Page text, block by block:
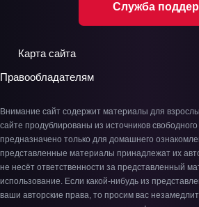
Служба
Карта сайта
Правообладателям
Внимание сайт содержит материалы для
сайте продублированы из источников
предназначено только для домашнего
представленные материалы принадлежат их
не несёт ответственности за представленный
использование. Если какой-нибудь из
ваши авторские права, то просим вас